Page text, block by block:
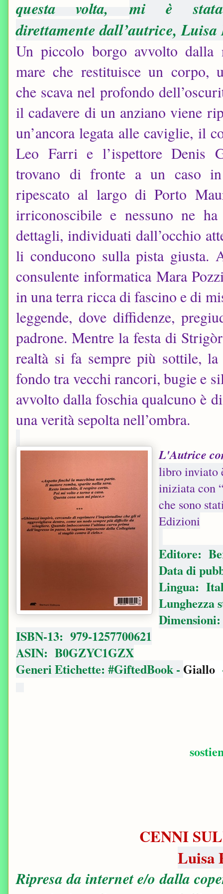
questa volta,mi è
direttamente dall’autrice, Luisa
Un piccolo borgo avvolto dalla
mare che restituisce un corpo,
che scava nel profondo
il cadavere di un anziano viene
un’ancora legata alle caviglie, il
Leo Farri e l’ispettore Denis
trovano di fronte a un caso in
ripescato al largo di Porto
irriconoscibile e nessuno ne
dettagli, individuati dall’occhio
li conducono sulla pista giusta.
consulente informatica Mara
in una terra ricca di fascino e di
leggende, dove diffidenze,
padrone. Mentre la festa di
realtà si fa sempre più sottile, la
fondo tra vecchi rancori, bugie e
avvolto dalla foschia qualcuno è
una verità sepolta nell’ombra.
L'Autrice
libro inviato
iniziata con
che sono
Edizioni
Editore:
Data di
Lingua:
Lunghezza
Dimensioni:
ISBN-13: ‎ 979-1257700621
ASIN: ‎ B0GZYC1GZX
Generi Etichette: #GiftedBook - Giallo
CENNI
Luisa
Ripresa da internet e/o dalla